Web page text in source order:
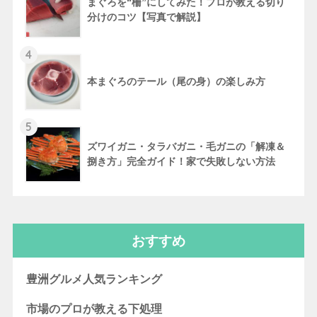
分けのコツ【写真で解説】
4
本まぐろのテール（尾の身）の楽しみ方
5
ズワイガニ・タラバガニ・毛ガニの「解凍＆
捌き方」完全ガイド！家で失敗しない方法
おすすめ
豊洲グルメ人気ランキング
市場のプロが教える下処理